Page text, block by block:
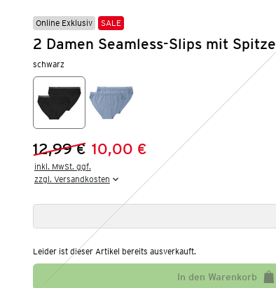
Online Exklusiv SALE
2 Damen Seamless-Slips mit Spitze
schwarz
Vorheriger Preis:
12,99 €
Neuer Preis:10,00 €
inkl. MwSt. ggf.
zzgl. Versandkosten
Leider ist dieser Artikel bereits ausverkauft.
In den Warenkorb